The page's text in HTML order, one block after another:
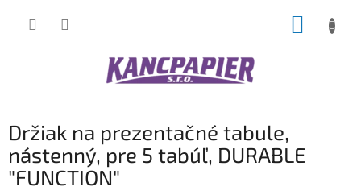
Držiak na prezentačné tabule,
nástenný, pre 5 tabúľ, DURABLE
"FUNCTION"